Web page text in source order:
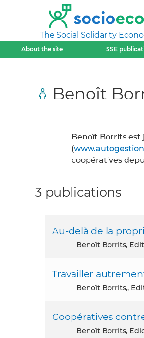
The Social Solidarity
About the site SSE
Benoît
Benoît Borrits est
(
coopératives
3 publications
Au-delà de la
Benoît Borrits,
Travailler
Benoît Borrits,,
Coopératives
Benoît Borrits,